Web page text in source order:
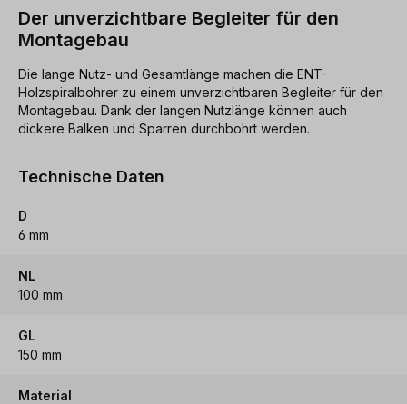
Der unverzichtbare Begleiter für den
Montagebau
Die lange Nutz- und Gesamtlänge machen die ENT-
Holzspiralbohrer zu einem unverzichtbaren Begleiter für den
Montagebau. Dank der langen Nutzlänge können auch
dickere Balken und Sparren durchbohrt werden.
Technische Daten
D
6 mm
NL
100 mm
GL
150 mm
Material